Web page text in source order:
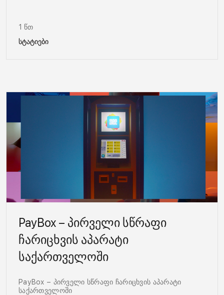
1 წთ
სტატიები
PayBox – პირველი სწრაფი
ჩარიცხვის აპარატი
საქართველოში
PayBox – პირველი სწრაფი ჩარიცხვის აპარატი
საქართველოში